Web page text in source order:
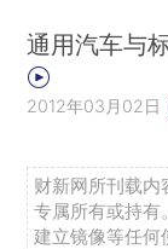
通用汽车与
2012年03月02日
财新网所刊载内
专属所有或持有
建立镜像等任何